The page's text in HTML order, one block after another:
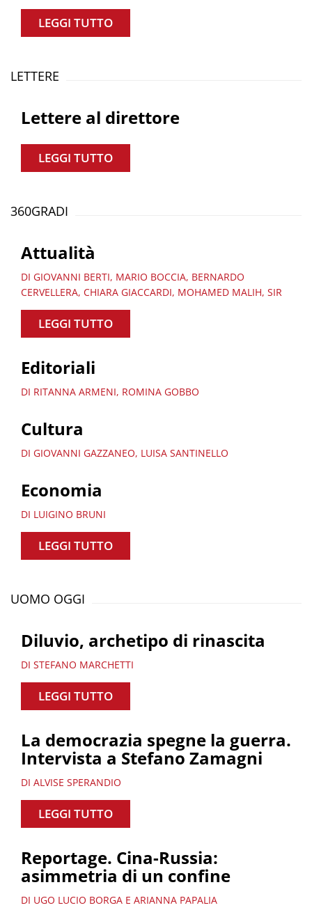
LEGGI TUTTO
LETTERE
Lettere al direttore
LEGGI TUTTO
360GRADI
Attualità
DI GIOVANNI BERTI, MARIO BOCCIA, BERNARDO
CERVELLERA, CHIARA GIACCARDI, MOHAMED MALIH, SIR
LEGGI TUTTO
Editoriali
DI RITANNA ARMENI, ROMINA GOBBO
Cultura
DI GIOVANNI GAZZANEO, LUISA SANTINELLO
Economia
DI LUIGINO BRUNI
LEGGI TUTTO
UOMO OGGI
Diluvio, archetipo di rinascita
DI STEFANO MARCHETTI
LEGGI TUTTO
La democrazia spegne la guerra.
Intervista a Stefano Zamagni
DI ALVISE SPERANDIO
LEGGI TUTTO
Reportage. Cina-Russia:
asimmetria di un confine
DI UGO LUCIO BORGA E ARIANNA PAPALIA